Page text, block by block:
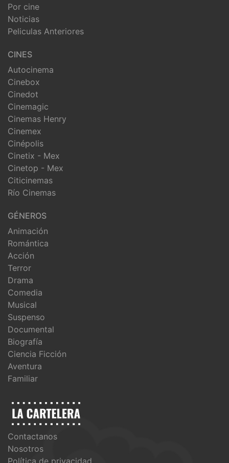
Por cine
Noticias
Peliculas Anteriores
CINES
Autocinema
Cinebox
Cinedot
Cinemagic
Cinemas Henry
Cinemex
Cinépolis
Cinetix - Mex
Cinetop - Mex
Citicinemas
Río Cinemas
GÉNEROS
Animación
Romántica
Acción
Terror
Drama
Comedia
Musical
Suspenso
Documental
Biografía
Ciencia Ficción
Aventura
Familiar
Contactanos
Nosotros
Política de privacidad